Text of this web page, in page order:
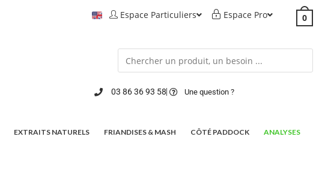
Espace Particuliers Espace Pro 0
03 86 36 93 58 Une question ?
EXTRAITS NATURELS FRIANDISES & MASH CÔTÉ PADDOCK ANALYSES